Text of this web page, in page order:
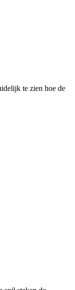
te zien hoe de